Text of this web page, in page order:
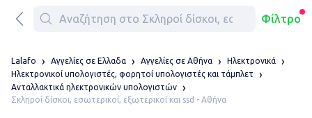
Φίλτρο
Lalafo Αγγελίες σε Ελλαδα Αγγελίες σε Αθήνα
Ηλεκτρονικά
Ηλεκτρονικοί υπολογιστές, φορητοί υπολογιστές και τάμπλετ
Ανταλλακτικά ηλεκτρονικών υπολογιστών
Σκληροί δίσκοι, εσωτερικοί, εξωτερικοί και ssd - Αθήνα